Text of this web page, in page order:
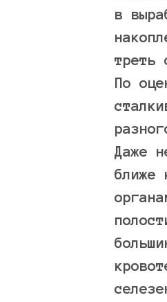
в
треть
По
Даже
ближе